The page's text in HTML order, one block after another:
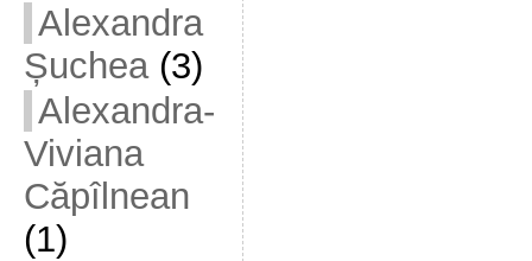
Alexandra
Șuchea(3)
Alexandra-
Viviana
Căpîlnean
(1)